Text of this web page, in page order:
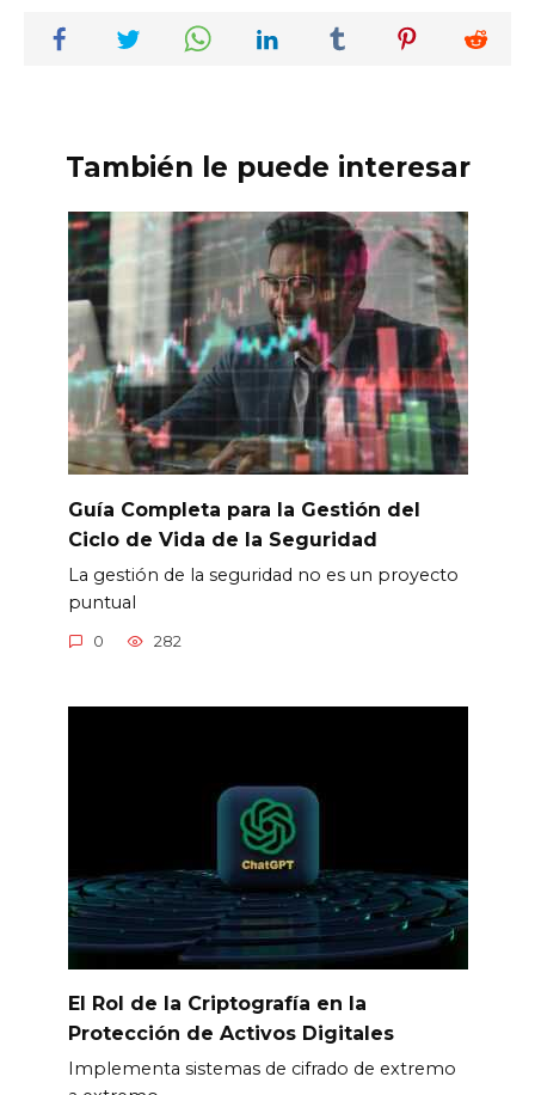
También le puede interesar
Guía Completa para la Gestión del
Ciclo de Vida de la Seguridad
La gestión de la seguridad no es un proyecto
puntual
0 282
El Rol de la Criptografía en la
Protección de Activos Digitales
Implementa sistemas de cifrado de extremo